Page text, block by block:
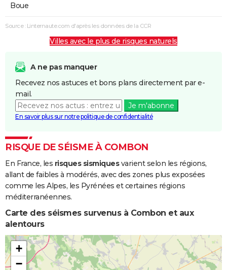
Boue
Source : Linternaute.com d'après les données de la CCR
Villes avec le plus de risques naturels
A ne pas manquer
Recevez nos astuces et bons plans directement par e-
mail.
Je m'abonne
En savoir plus sur notre politique de confidentialité
RISQUE DE SÉISME À COMBON
En France, les risques sismiquesvarient selon les régions,
allant de faibles à modérés, avec des zones plus exposées
comme les Alpes, les Pyrénées et certaines régions
méditerranéennes.
Carte des séismes survenus à Combon et aux
alentours
+
−